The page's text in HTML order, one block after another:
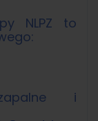
NLPZ to
i